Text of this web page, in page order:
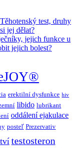
Těhotenský test, druhy
jej dělat?
jejich funkce u
jejich bolest?
erektilní dysfunkce hiv
libido lubrikant
oddálení ejakulace
posteľ Prezervativ
testosteron